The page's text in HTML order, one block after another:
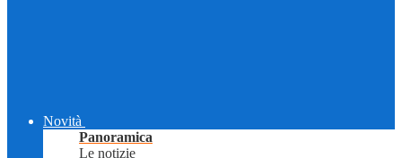
Novità
Panoramica
Le notizie